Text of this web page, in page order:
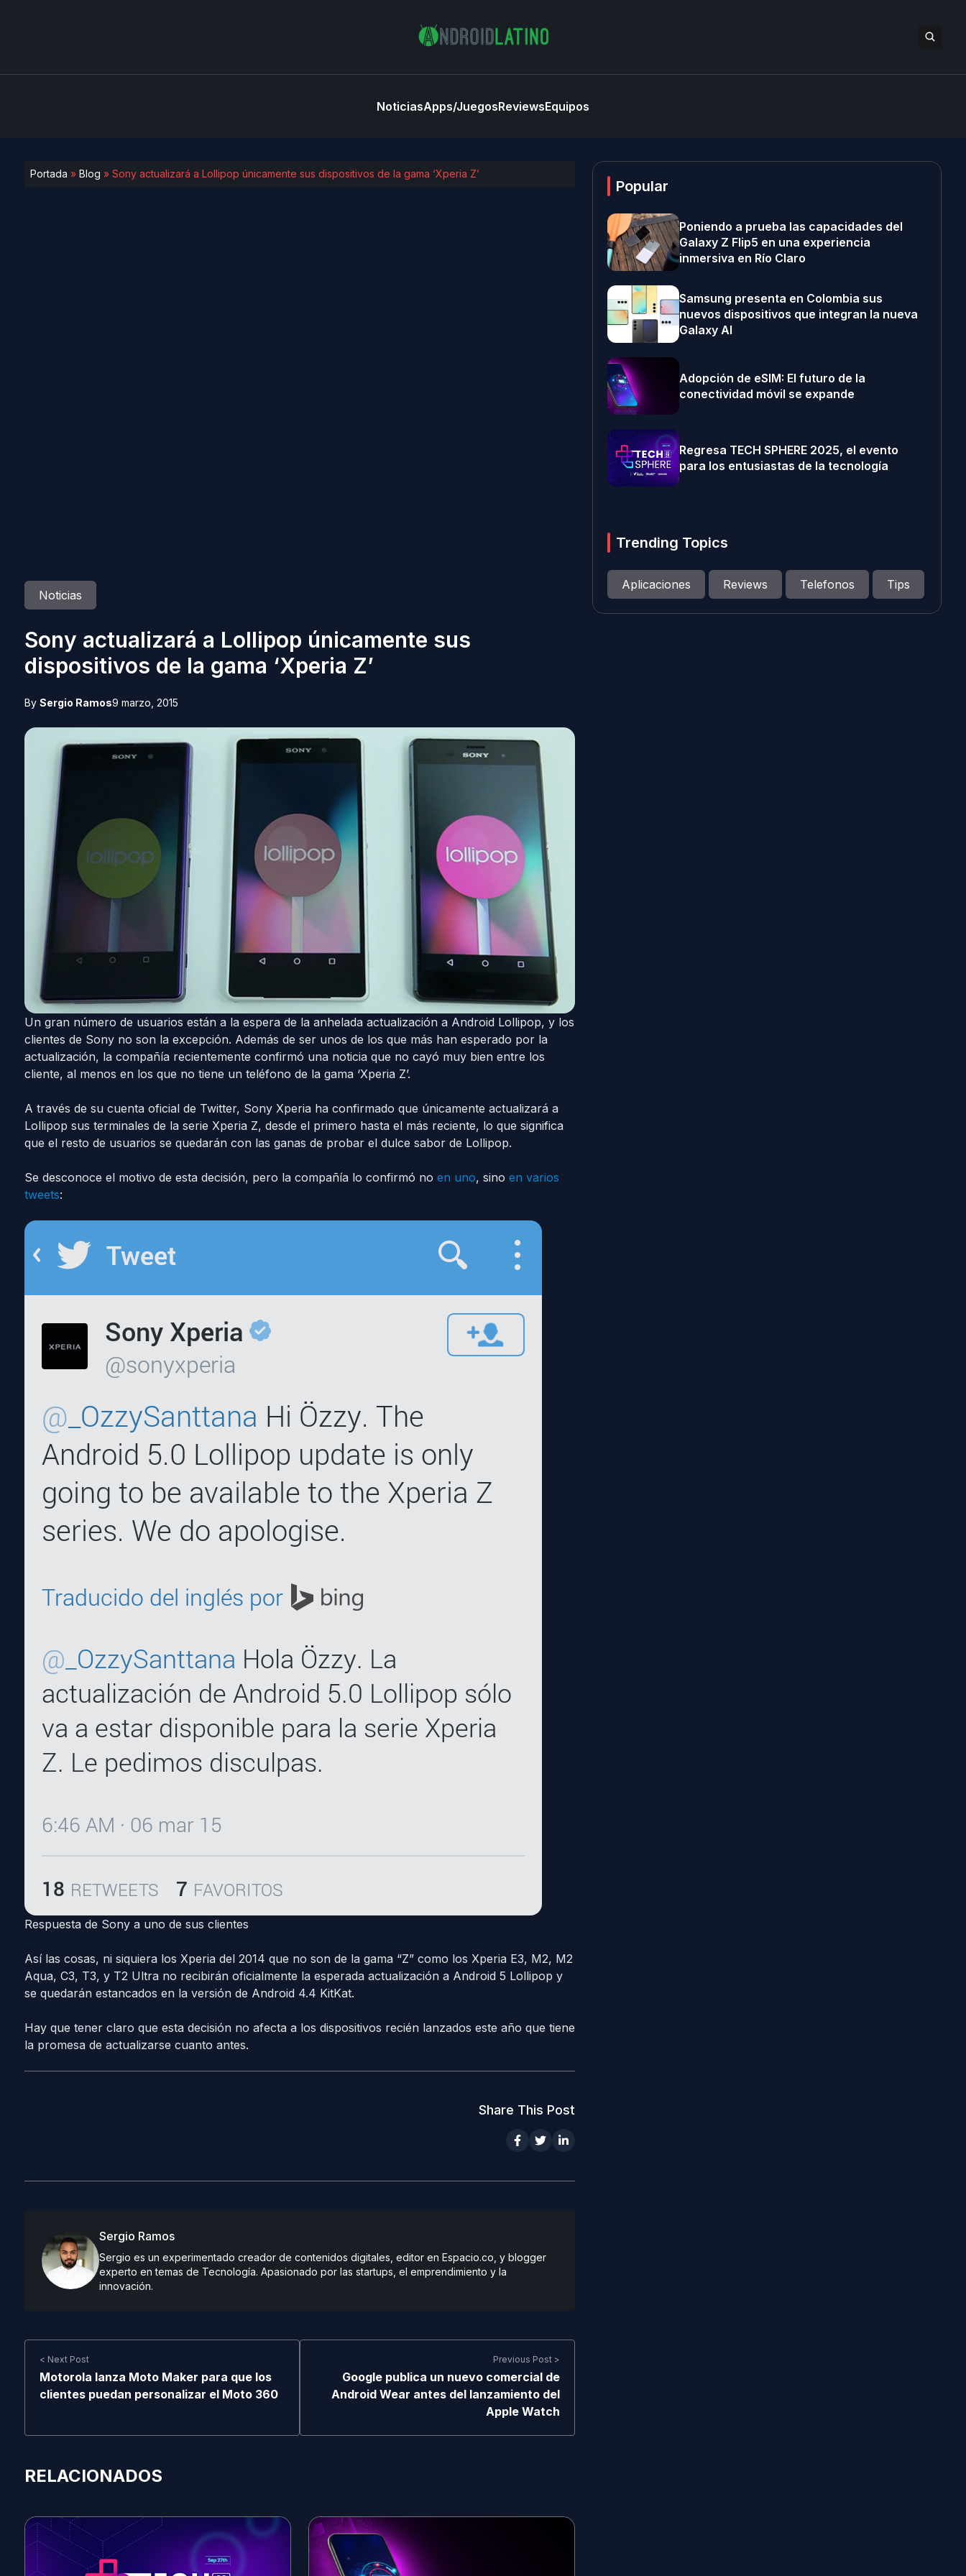
NoticiasApps/JuegosReviewsEquipos
Portada » Blog » Sony actualizará a Lollipop únicamente sus dispositivos de la gama ‘Xperia Z’
Noticias
Sony actualizará a Lollipop únicamente sus
dispositivos de la gama ‘Xperia Z’
By Sergio Ramos9 marzo, 2015
Un gran número de usuarios están a la espera de la anhelada actualización a Android Lollipop, y los
clientes de Sony no son la excepción. Además de ser unos de los que más han esperado por la
actualización, la compañía recientemente confirmó una noticia que no cayó muy bien entre los
cliente, al menos en los que no tiene un teléfono de la gama ‘Xperia Z’.
A través de su cuenta oficial de Twitter, Sony Xperia ha confirmado que únicamente actualizará a
Lollipop sus terminales de la serie Xperia Z, desde el primero hasta el más reciente, lo que significa
que el resto de usuarios se quedarán con las ganas de probar el dulce sabor de Lollipop.
Se desconoce el motivo de esta decisión, pero la compañía lo confirmó no en uno, sino en varios
tweets:
Respuesta de Sony a uno de sus clientes
Así las cosas, ni siquiera los Xperia del 2014 que no son de la gama “Z” como los Xperia E3, M2, M2
Aqua, C3, T3, y T2 Ultra no recibirán oficialmente la esperada actualización a Android 5 Lollipop y
se quedarán estancados en la versión de Android 4.4 KitKat.
Hay que tener claro que esta decisión no afecta a los dispositivos recién lanzados este año que tiene
la promesa de actualizarse cuanto antes.
Share This Post
Sergio Ramos
Sergio es un experimentado creador de contenidos digitales, editor en Espacio.co, y blogger
experto en temas de Tecnología. Apasionado por las startups, el emprendimiento y la
innovación.
< Next Post
Motorola lanza Moto Maker para que los
clientes puedan personalizar el Moto 360
Previous Post >
Google publica un nuevo comercial de
Android Wear antes del lanzamiento del
Apple Watch
RELACIONADOS
Popular
Poniendo a prueba las capacidades del
Galaxy Z Flip5 en una experiencia
inmersiva en Río Claro
Samsung presenta en Colombia sus
nuevos dispositivos que integran la nueva
Galaxy AI
Adopción de eSIM: El futuro de la
conectividad móvil se expande
Regresa TECH SPHERE 2025, el evento
para los entusiastas de la tecnología
Trending Topics
Aplicaciones Reviews Telefonos Tips